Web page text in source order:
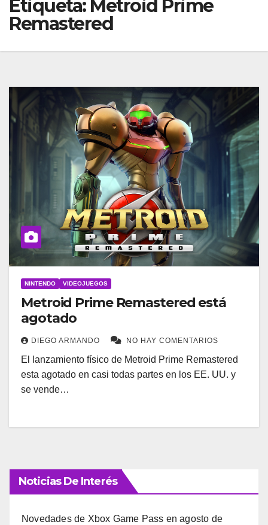
Etiqueta: Metroid Prime
Remastered
NINTENDO VIDEOJUEGOS
Metroid Prime Remastered está
agotado
DIEGO ARMANDO NO HAY COMENTARIOS
El lanzamiento físico de Metroid Prime Remastered
esta agotado en casi todas partes en los EE. UU. y
se vende…
Noticias De Interés
Novedades de Xbox Game Pass en agosto de